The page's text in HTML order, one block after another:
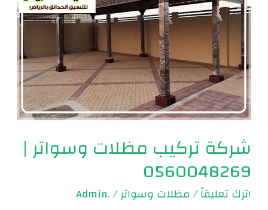
شركة تركيب مظلات وسواتر |
0560048269
اترك تعليقاً/مظلات وسواتر/
.Admin
مظلات
وسواتر
0560048269